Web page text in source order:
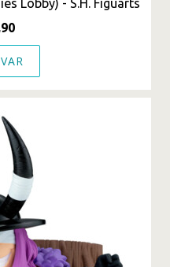
Lobby) - S.H. Figuarts